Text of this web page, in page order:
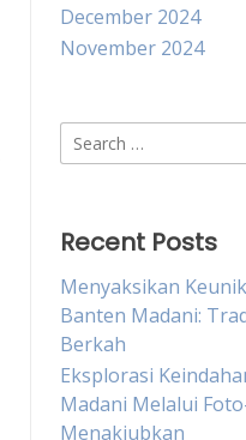
December 2024
November 2024
Search
for:
Recent Posts
Menyaksikan
Banten Madani:
Berkah
Eksplorasi
Madani Melalui
Menakjubkan